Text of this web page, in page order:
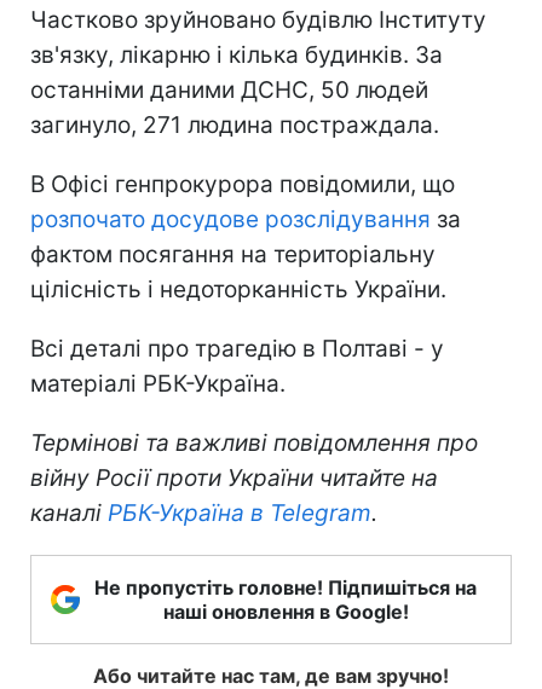
Частково зруйновано будівлю Інституту
зв'язку, лікарню і кілька будинків. За
останніми даними ДСНС, 50 людей
загинуло, 271 людина постраждала.
В Офісі генпрокурора повідомили, що
розпочато досудове розслідування за
фактом посягання на територіальну
цілісність і недоторканність України.
Всі деталі про трагедію в Полтаві - у
матеріалі РБК-Україна.
Термінові та важливі повідомлення про
війну Росії проти України читайте на
каналі РБК-Україна в Telegram.
Не пропустіть головне! Підпишіться на
наші оновлення в Google!
Або читайте нас там, де вам зручно!